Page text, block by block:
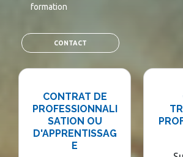
formation
CONTACT
CONTRAT DE
PROFESSIONNALI
SATION OU
D'APPRENTISSAG
E